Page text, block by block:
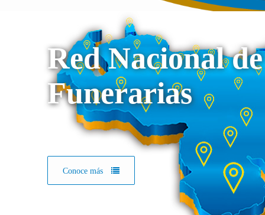
Red Nacional de
Funerarias
Conoce más